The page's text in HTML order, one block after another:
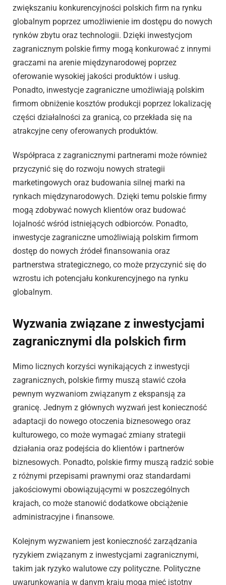
zwiększaniu konkurencyjności polskich firm na rynku
globalnym poprzez umożliwienie im dostępu do nowych
rynków zbytu oraz technologii. Dzięki inwestycjom
zagranicznym polskie firmy mogą konkurować z innymi
graczami na arenie międzynarodowej poprzez
oferowanie wysokiej jakości produktów i usług.
Ponadto, inwestycje zagraniczne umożliwiają polskim
firmom obniżenie kosztów produkcji poprzez lokalizację
części działalności za granicą, co przekłada się na
atrakcyjne ceny oferowanych produktów.
Współpraca z zagranicznymi partnerami może również
przyczynić się do rozwoju nowych strategii
marketingowych oraz budowania silnej marki na
rynkach międzynarodowych. Dzięki temu polskie firmy
mogą zdobywać nowych klientów oraz budować
lojalność wśród istniejących odbiorców. Ponadto,
inwestycje zagraniczne umożliwiają polskim firmom
dostęp do nowych źródeł finansowania oraz
partnerstwa strategicznego, co może przyczynić się do
wzrostu ich potencjału konkurencyjnego na rynku
globalnym.
Wyzwania związane z inwestycjami
zagranicznymi dla polskich firm
Mimo licznych korzyści wynikających z inwestycji
zagranicznych, polskie firmy muszą stawić czoła
pewnym wyzwaniom związanym z ekspansją za
granicę. Jednym z głównych wyzwań jest konieczność
adaptacji do nowego otoczenia biznesowego oraz
kulturowego, co może wymagać zmiany strategii
działania oraz podejścia do klientów i partnerów
biznesowych. Ponadto, polskie firmy muszą radzić sobie
z różnymi przepisami prawnymi oraz standardami
jakościowymi obowiązującymi w poszczególnych
krajach, co może stanowić dodatkowe obciążenie
administracyjne i finansowe.
Kolejnym wyzwaniem jest konieczność zarządzania
ryzykiem związanym z inwestycjami zagranicznymi,
takim jak ryzyko walutowe czy polityczne. Polityczne
uwarunkowania w danym kraju mogą mieć istotny